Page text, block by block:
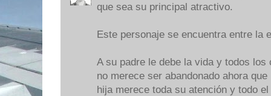
que sea su principal atractivo.
Este personaje se encuentra entre la
A su padre le debe la vida y todos los
no merece ser abandonado ahora
hija merece toda su atención y todo